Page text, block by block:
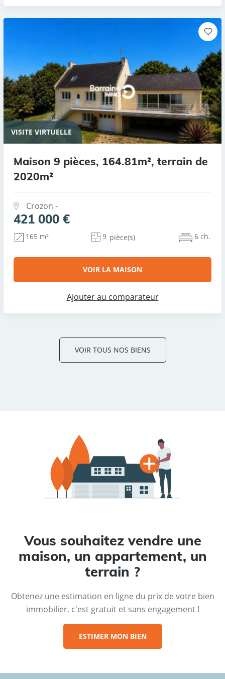
VISITE VIRTUELLE
Maison 9 pièces, 164.81m², terrain de
2020m²
Crozon -
421 000 €
165 m² 9 pièce(s) 6 ch.
VOIR LA MAISON
Ajouter au comparateur
VOIR TOUS NOS BIENS
Vous souhaitez vendre une
maison, un appartement, un
terrain ?
Obtenez une estimation en ligne du prix de votre bien
immobilier, c'est gratuit et sans engagement !
ESTIMER MON BIEN